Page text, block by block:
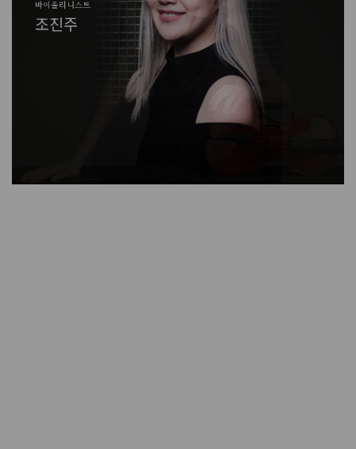
바이올리니스트
조진주
에스팀엔터테인먼트 대표
김소연
한림원장
유욱준
실큰 코리아 대표
박영순
홍익대학교 회화 교수/작가
이강욱
바이올리니스트
송지원
바이올리니스트
조진주
에스팀엔터테인먼트 대표
김소연